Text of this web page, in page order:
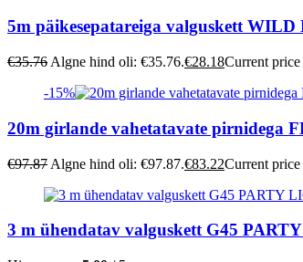
5m päikesepatareiga valguskett
€35.76 Algne hind oli: €35.76.€28.18Current
-15%
20m girlande vahetatavate pirnidega
€97.87 Algne hind oli: €97.87.€83.22Current
3 m ühendatav valguskett G45